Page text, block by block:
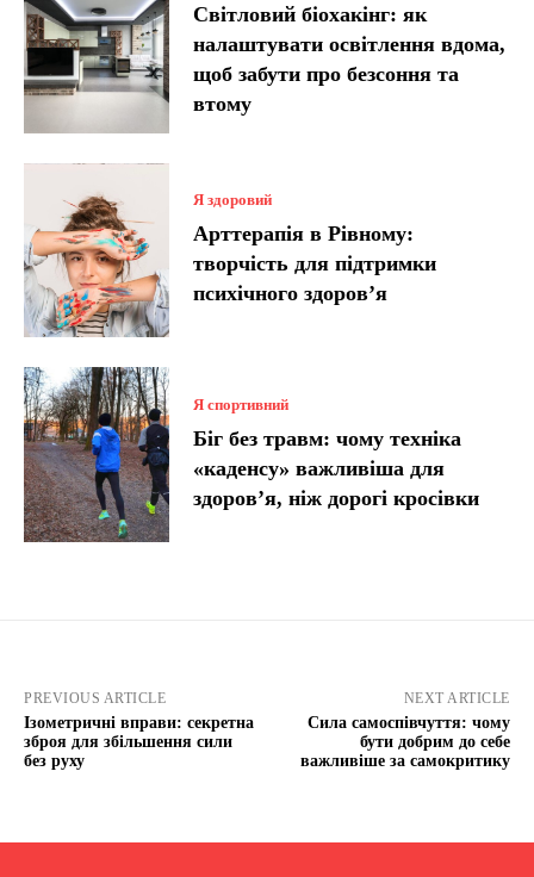
Світловий біохакінг: як
налаштувати освітлення вдома,
щоб забути про безсоння та
втому
Я здоровий
Арттерапія в Рівному:
творчість для підтримки
психічного здоров’я
Я спортивний
Біг без травм: чому техніка
«каденсу» важливіша для
здоров’я, ніж дорогі кросівки
PREVIOUS ARTICLE
Ізометричні вправи: секретна
зброя для збільшення сили
без руху
NEXT ARTICLE
Сила самоспівчуття: чому
бути добрим до себе
важливіше за самокритику